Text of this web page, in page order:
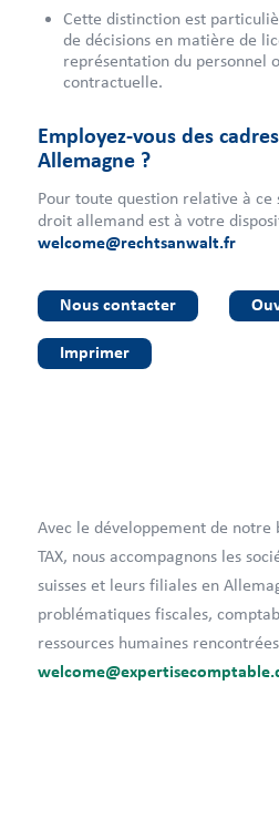
Cette distinction est
de décisions en matière de
représentation du personnel
contractuelle.
Employez-vous des
Allemagne ?
Pour toute question relative à
droit allemand est à votre
welcome@rechtsanwalt.fr
Nous contacter
Imprimer
Avec le développement de notre
TAX, nous accompagnons les
suisses et leurs filiales en
problématiques fiscales,
ressources humaines